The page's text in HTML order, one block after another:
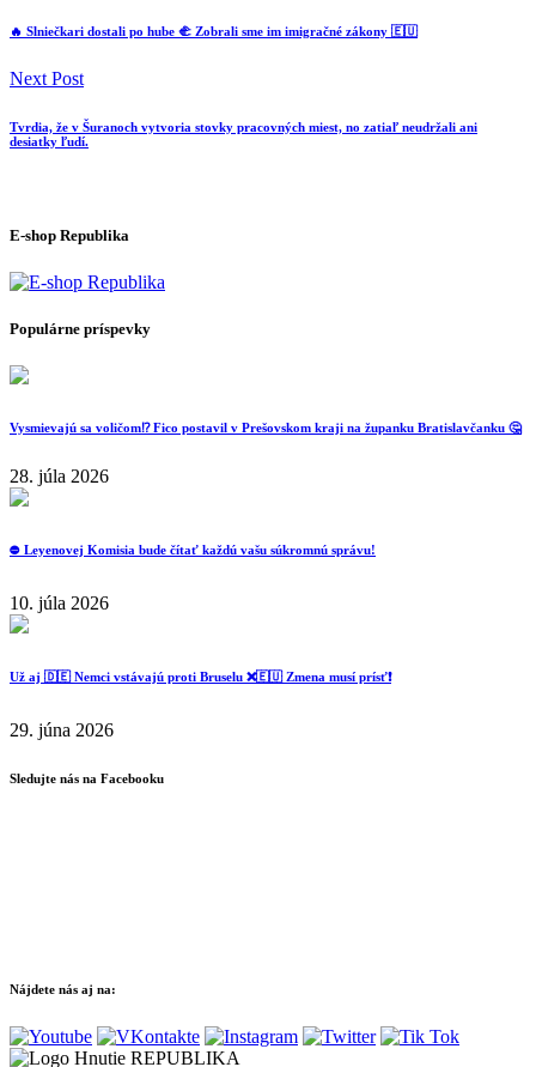
🔥 Slniečkari dostali po hube 🫲 Zobrali sme im imigračné zákony 🇪🇺
Next Post
Tvrdia, že v Šuranoch vytvoria stovky pracovných miest, no zatiaľ neudržali ani
desiatky ľudí.
E-shop Republika
Populárne príspevky
Vysmievajú sa voličom⁉️ Fico postavil v Prešovskom kraji na županku Bratislavčanku 🤔
28. júla 2026
⛔️ Leyenovej Komisia bude čítať každú vašu súkromnú správu!
10. júla 2026
Už aj 🇩🇪 Nemci vstávajú proti Bruselu ❌️🇪🇺 Zmena musí prísť❗️
29. júna 2026
Sledujte nás na Facebooku
Nájdete nás aj na: